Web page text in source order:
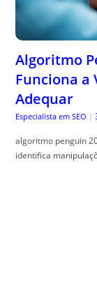
Algoritmo
Funciona a
Adequar
Especialista em SEO |
algoritmo penguin
identifica